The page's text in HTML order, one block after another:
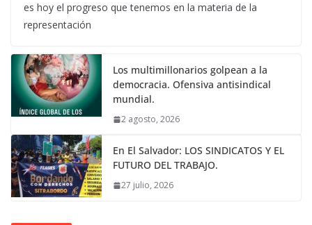
es hoy el progreso que tenemos en la materia de la
representación
Los multimillonarios golpean a la
democracia. Ofensiva antisindical
mundial.
2 agosto, 2026
En El Salvador: LOS SINDICATOS Y EL
FUTURO DEL TRABAJO.
27 julio, 2026